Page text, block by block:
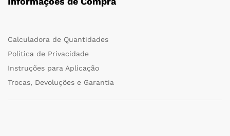
Calculadora de Quantidades
Política de Privacidade
Instruções para Aplicação
Trocas, Devoluções e Garantia